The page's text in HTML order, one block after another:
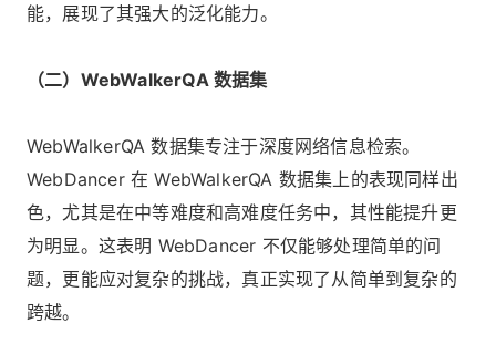
能，展现了其强大的泛化能力。
（二）WebWalkerQA 数据集
WebWalkerQA 数据集专注于深度网络信息检索。
WebDancer 在 WebWalkerQA 数据集上的表现同样出
色，尤其是在中等难度和高难度任务中，其性能提升更
为明显。这表明 WebDancer 不仅能够处理简单的问
题，更能应对复杂的挑战，真正实现了从简单到复杂的
跨越。